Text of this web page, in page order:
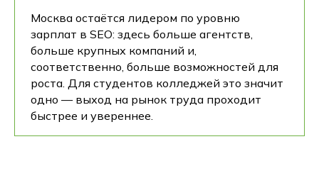
Москва остаётся лидером по уровню
зарплат в SEO: здесь больше агентств,
больше крупных компаний и,
соответственно, больше возможностей для
роста. Для студентов колледжей это значит
одно — выход на рынок труда проходит
быстрее и увереннее.